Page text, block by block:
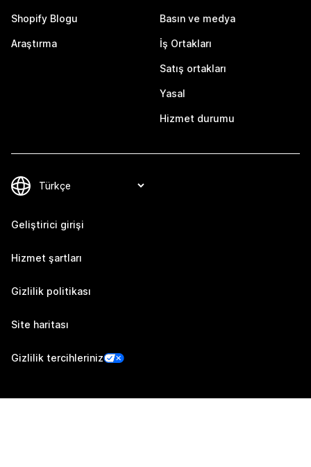
Shopify Blogu
Araştırma
Basın ve medya
İş Ortakları
Satış ortakları
Yasal
Hizmet durumu
Geliştirici girişi
Hizmet şartları
Gizlilik politikası
Site haritası
Gizlilik tercihleriniz